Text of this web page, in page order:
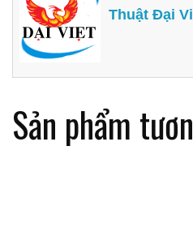
Thuật Đại
Sản phẩm